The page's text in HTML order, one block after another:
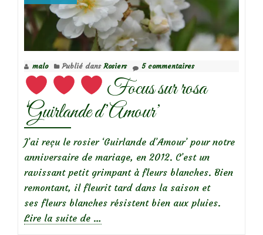
nain
(Aesculus
parviflora)
malo Publié dans Rosiers 5 commentaires
Focus sur rosa
‘Guirlande d’Amour’
J’ai reçu le rosier ‘Guirlande d’Amour’ pour notre
anniversaire de mariage, en 2012. C’est un
ravissant petit grimpant à fleurs blanches. Bien
remontant, il fleurit tard dans la saison et
ses fleurs blanches résistent bien aux pluies.
Lire la suite de …